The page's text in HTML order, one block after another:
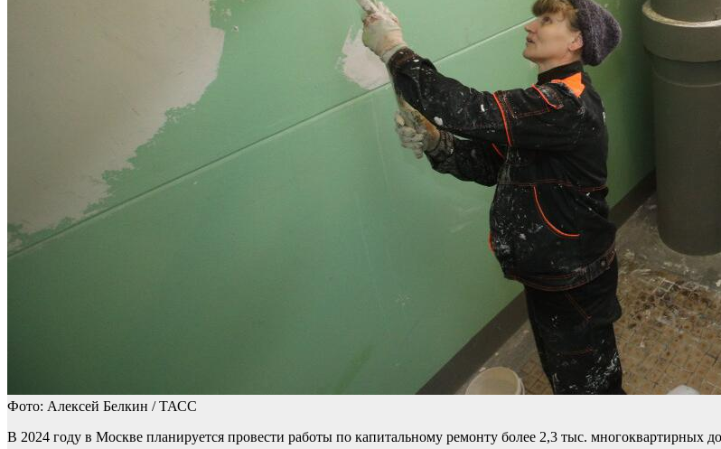
Фото: Алексей Белкин / ТАСС
В 2024 году в Москве планируется провести работы по капитальному ремонту более 2,3 тыс. многоквартирных